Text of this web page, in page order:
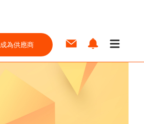
成為供應商